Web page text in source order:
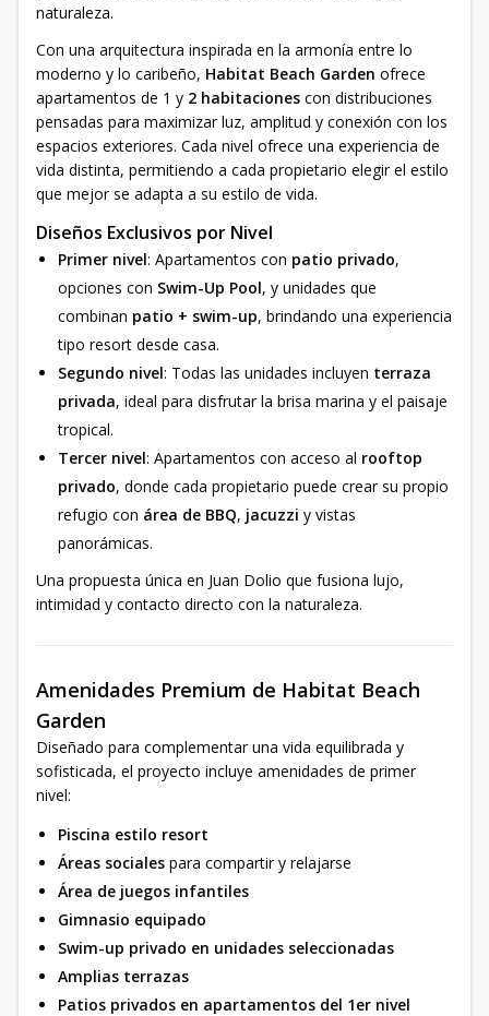
naturaleza.
Con una arquitectura inspirada en la armonía entre lo
moderno y lo caribeño, Habitat Beach Garden ofrece
apartamentos de 1 y 2 habitaciones con distribuciones
pensadas para maximizar luz, amplitud y conexión con los
espacios exteriores. Cada nivel ofrece una experiencia de
vida distinta, permitiendo a cada propietario elegir el estilo
que mejor se adapta a su estilo de vida.
Diseños Exclusivos por Nivel
Primer nivel: Apartamentos con patio privado,
opciones con Swim-Up Pool, y unidades que
combinan patio + swim-up, brindando una experiencia
tipo resort desde casa.
Segundo nivel: Todas las unidades incluyen terraza
privada, ideal para disfrutar la brisa marina y el paisaje
tropical.
Tercer nivel: Apartamentos con acceso al rooftop
privado, donde cada propietario puede crear su propio
refugio con área de BBQ, jacuzzi y vistas
panorámicas.
Una propuesta única en Juan Dolio que fusiona lujo,
intimidad y contacto directo con la naturaleza.
Amenidades Premium de Habitat Beach
Garden
Diseñado para complementar una vida equilibrada y
sofisticada, el proyecto incluye amenidades de primer
nivel:
Piscina estilo resort
Áreas sociales para compartir y relajarse
Área de juegos infantiles
Gimnasio equipado
Swim-up privado en unidades seleccionadas
Amplias terrazas
Patios privados en apartamentos del 1er nivel